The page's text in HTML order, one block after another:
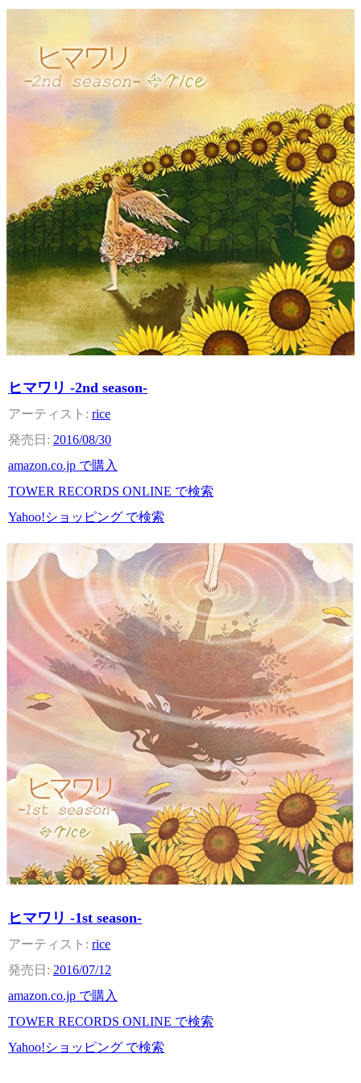
ヒマワリ -2nd season-
rice
2016/08/30
amazon.co.jp で購入
TOWER RECORDS ONLINE で検索
Yahoo!ショッピング で検索
ヒマワリ -1st season-
rice
2016/07/12
amazon.co.jp で購入
TOWER RECORDS ONLINE で検索
Yahoo!ショッピング で検索